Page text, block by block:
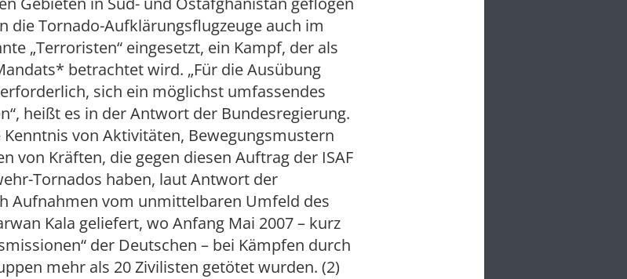
die Tornado-Aufklärungsflugzeuge auch im
„Terroristen“ eingesetzt, ein Kampf, der als
betrachtet wird. „Für die Ausübung
sich ein möglichst umfassendes
heißt es in der Antwort der Bundesregierung.
Kenntnis von Aktivitäten, Bewegungsmustern
von Kräften, die gegen diesen Auftrag der ISAF
Tornados haben, laut Antwort der
Aufnahmen vom unmittelbaren Umfeld des
Kala geliefert, wo Anfang Mai 2007 – kurz
der Deutschen – bei Kämpfen durch
mehr als 20 Zivilisten getötet wurden. (2)